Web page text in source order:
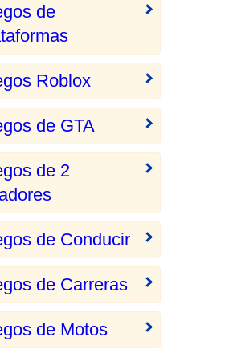
de
Roblox
de GTA
de 2
de Conducir
de Carreras
de Motos